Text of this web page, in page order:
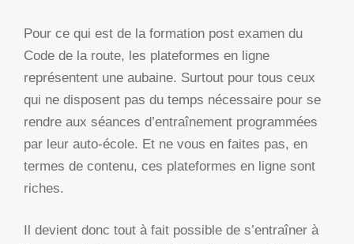
Pour ce qui est de la formation post examen du
Code de la route, les plateformes en ligne
représentent une aubaine. Surtout pour tous ceux
qui ne disposent pas du temps nécessaire pour se
rendre aux séances d’entraînement programmées
par leur auto-école. Et ne vous en faites pas, en
termes de contenu, ces plateformes en ligne sont
riches.
Il devient donc tout à fait possible de s’entraîner à